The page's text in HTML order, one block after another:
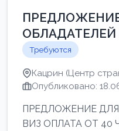
Требуются
Кацрин (Центр
Опубликовано:
ПРЕДЛОЖЕНИЕ
ВИЗ ОПЛАТА ОТ 40